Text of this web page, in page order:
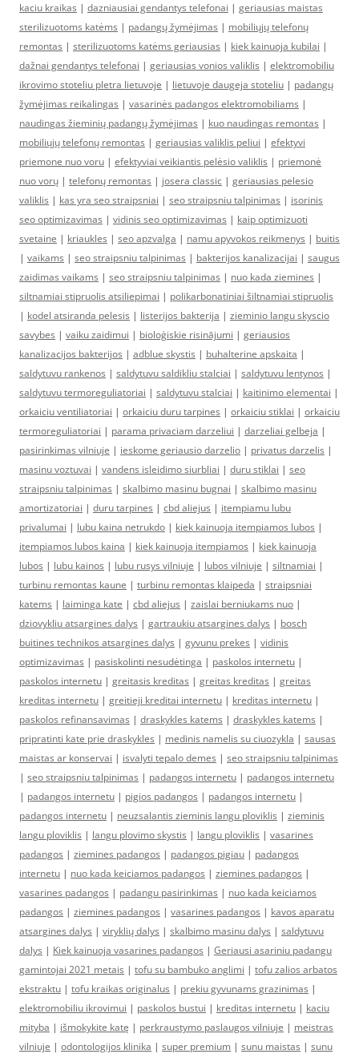
kaciu kraikas | dazniausiai gendantys telefonai | geriausias maistas
sterilizuotoms katėms | padangų žymėjimas | mobiliųjų telefonų
remontas | sterilizuotoms katėms geriausias | kiek kainuoja kubilai |
dažnai gendantys telefonai | geriausias vonios valiklis | elektromobiliu
ikrovimo stoteliu pletra lietuvoje | lietuvoje daugeja stoteliu | padangų
žymėjimas reikalingas | vasarinės padangos elektromobiliams |
naudingas žieminių padangų žymėjimas | kuo naudingas remontas |
mobiliųjų telefonų remontas | geriausias valiklis peliui | efektyvi
priemone nuo voru | efektyviai veikiantis pelėsio valiklis | priemonė
nuo vorų | telefonų remontas | josera classic | geriausias pelesio
valiklis | kas yra seo straipsniai | seo straipsniu talpinimas | isorinis
seo optimizavimas | vidinis seo optimizavimas | kaip optimizuoti
svetaine | kriaukles | seo apzvalga | namu apyvokos reikmenys | buitis
| vaikams | seo straipsniu talpinimas | bakterijos kanalizacijai | saugus
zaidimas vaikams | seo straipsniu talpinimas | nuo kada ziemines |
siltnamiai stipruolis atsiliepimai | polikarbonatiniai šiltnamiai stipruolis
| kodel atsiranda pelesis | listerijos bakterija | zieminio langu skyscio
savybes | vaiku zaidimui | bioloģiskie risinājumi | geriausios
kanalizacijos bakterijos | adblue skystis | buhalterine apskaita |
saldytuvu rankenos | saldytuvu saldikliu stalciai | saldytuvu lentynos |
saldytuvu termoreguliatoriai | saldytuvu stalciai | kaitinimo elementai |
orkaiciu ventiliatoriai | orkaiciu duru tarpines | orkaiciu stiklai | orkaiciu
termoreguliatoriai | parama privaciam darzeliui | darzeliai gelbeja |
pasirinkimas vilniuje | ieskome geriausio darzelio | privatus darzelis |
masinu voztuvai | vandens isleidimo siurbliai | duru stiklai | seo
straipsniu talpinimas | skalbimo masinu bugnai | skalbimo masinu
amortizatoriai | duru tarpines | cbd aliejus | itempiamu lubu
privalumai | lubu kaina netrukdo | kiek kainuoja itempiamos lubos |
itempiamos lubos kaina | kiek kainuoja itempiamos | kiek kainuoja
lubos | lubu kainos | lubu rusys vilniuje | lubos vilniuje | siltnamiai |
turbinu remontas kaune | turbinu remontas klaipeda | straipsniai
katems | laiminga kate | cbd aliejus | zaislai berniukams nuo |
dziovykliu atsargines dalys | gartraukiu atsargines dalys | bosch
buitines technikos atsargines dalys | gyvunu prekes | vidinis
optimizavimas | pasiskolinti nesudėtinga | paskolos internetu |
paskolos internetu | greitasis kreditas | greitas kreditas | greitas
kreditas internetu | greitieji kreditai internetu | kreditas internetu |
paskolos refinansavimas | draskykles katems | draskykles katems |
pripratinti kate prie draskykles | medinis namelis su ciuozykla | sausas
maistas ar konservai | isvalyti tepalo demes | seo straipsniu talpinimas
| seo straipsniu talpinimas | padangos internetu | padangos internetu
| padangos internetu | pigios padangos | padangos internetu |
padangos internetu | neuzsalantis zieminis langu ploviklis | zieminis
langu ploviklis | langu plovimo skystis | langu ploviklis | vasarines
padangos | ziemines padangos | padangos pigiau | padangos
internetu | nuo kada keiciamos padangos | ziemines padangos |
vasarines padangos | padangu pasirinkimas | nuo kada keiciamos
padangos | ziemines padangos | vasarines padangos | kavos aparatu
atsargines dalys | viryklių dalys | skalbimo masinu dalys | saldytuvu
dalys | Kiek kainuoja vasarines padangos | Geriausi asariniu padangu
gamintojai 2021 metais | tofu su bambuko anglimi | tofu zalios arbatos
ekstraktu | tofu kraikas originalus | prekiu gyvunams grazinimas |
elektromobiliu ikrovimui | paskolos bustui | kreditas internetu | kaciu
mityba | išmokykite katę | perkraustymo paslaugos vilniuje | meistras
vilniuje | odontologijos klinika | super premium | sunu maistas | sunu